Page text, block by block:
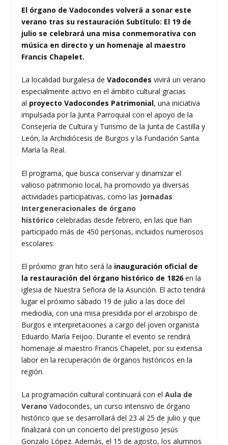
El órgano de Vadocondes volverá a sonar este
verano tras su restauración Subtítulo: El 19 de
julio se celebrará una misa conmemorativa con
música en directo y un homenaje al maestro
Francis Chapelet.
La localidad burgalesa deVadocondesvivirá un verano
especialmente activo en el ámbito cultural gracias
al proyecto Vadocondes Patrimonial, una iniciativa
impulsada por la Junta Parroquial con el apoyo de la
Consejería de Cultura y Turismo de la Junta de Castilla y
León, la Archidiócesis de Burgos y la Fundación Santa
María la Real.
El programa, que busca conservar y dinamizar el
valioso patrimonio local, ha promovido ya diversas
actividades participativas, como las Jornadas
Intergeneracionales de órgano
histórico celebradas desde febrero, en las que han
participado más de 450 personas, incluidos numerosos
escolares.
El próximo gran hito será la inauguración oficial de
la restauración del órgano histórico de 1826 en la
iglesia de Nuestra Señora de la Asunción. El acto tendrá
lugar el próximo sábado 19 de julio a las doce del
mediodía, con una misa presidida por el arzobispo de
Burgos e interpretaciones a cargo del joven organista
Eduardo María Feijoo. Durante el evento se rendirá
homenaje al maestro Francis Chapelet, por su extensa
labor en la recuperación de órganos históricos en la
región.
La programación cultural continuará con elAula de
VeranoVadocondes, un curso intensivo de órgano
histórico que se desarrollará del 23 al 25 de julio y que
finalizará con un concierto del prestigioso Jesús
Gonzalo López. Además, el 15 de agosto, los alumnos